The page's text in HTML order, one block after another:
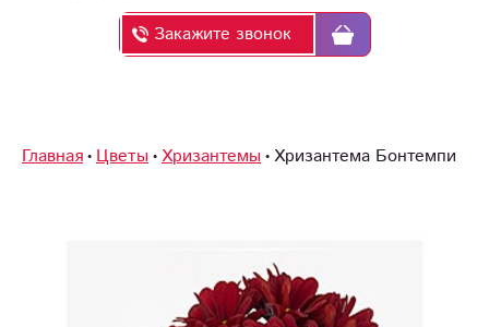
Закажите звонок
Главная Цветы Хризантемы Хризантема Бонтемпи